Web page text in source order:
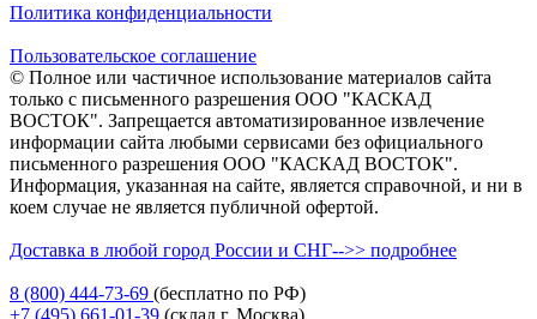
Политика конфиденциальности
Пользовательское соглашение
© Полное или частичное использование материалов сайта
только с письменного разрешения ООО "КАСКАД
ВОСТОК". Запрещается автоматизированное извлечение
информации сайта любыми сервисами без официального
письменного разрешения ООО "КАСКАД ВОСТОК".
Информация, указанная на сайте, является справочной, и ни в
коем случае не является публичной офертой.
Доставка в любой город России и СНГ-->> подробнее
8 (800) 444-73-69 (бесплатно по РФ)
+7 (495) 661-01-39 (склад г. Москва)